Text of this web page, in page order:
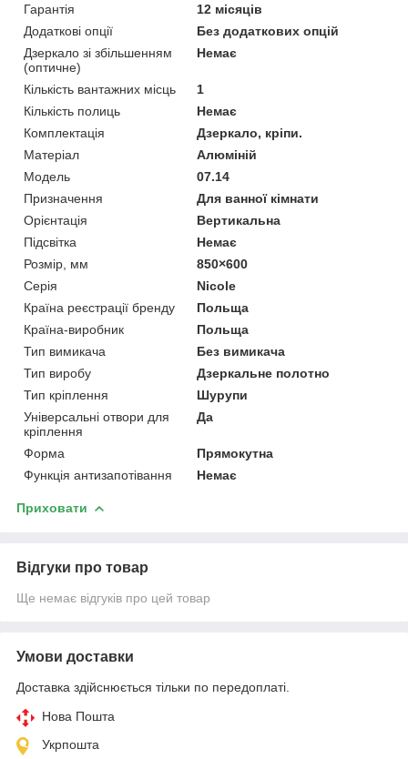
Гарантія
12 місяців
Додаткові опції
Без додаткових опцій
Дзеркало зі збільшенням
(оптичне)
Немає
Кількість вантажних місць
1
Кількість полиць
Немає
Комплектація
Дзеркало, кріпи.
Матеріал
Алюміній
Мoдель
07.14
Призначення
Для ванної кімнати
Орієнтація
Вертикальна
Підсвітка
Немає
Розмір, мм
850×600
Серія
Nicole
Країна реєстрації бренду
Польща
Країна-виробник
Польща
Тип вимикача
Без вимикача
Тип виробу
Дзеркальне полотно
Тип кріплення
Шурупи
Універсальні отвори для
кріплення
Да
Форма
Прямокутна
Функція антизапотівання
Немає
Приховати
Відгуки про товар
Ще немає відгуків про цей товар
Умови доставки
Доставка здійснюється тільки по передоплаті.
Нова Пошта
Укрпошта